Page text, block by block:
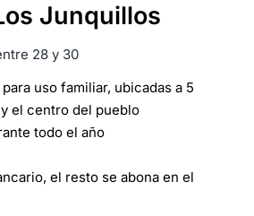
Junquillos
28 y 30
uso familiar, ubicadas a 5
el centro del pueblo
todo el año
el resto se abona en el